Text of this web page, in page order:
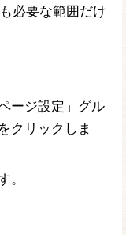
必要な範囲だけ
ージ設定」グル
クリックしま
。